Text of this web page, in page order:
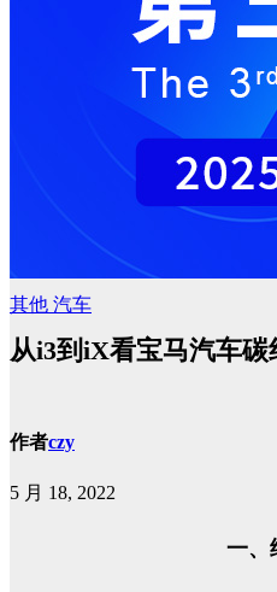
其他 汽车
从i3到iX看宝马汽车
作者czy
5 月 18, 2022
一、